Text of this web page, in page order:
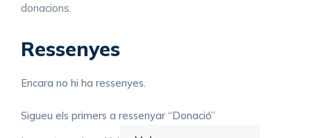
donacions.
Ressenyes
Encara no hi ha ressenyes.
Sigueu els primers a ressenyar “Donació”